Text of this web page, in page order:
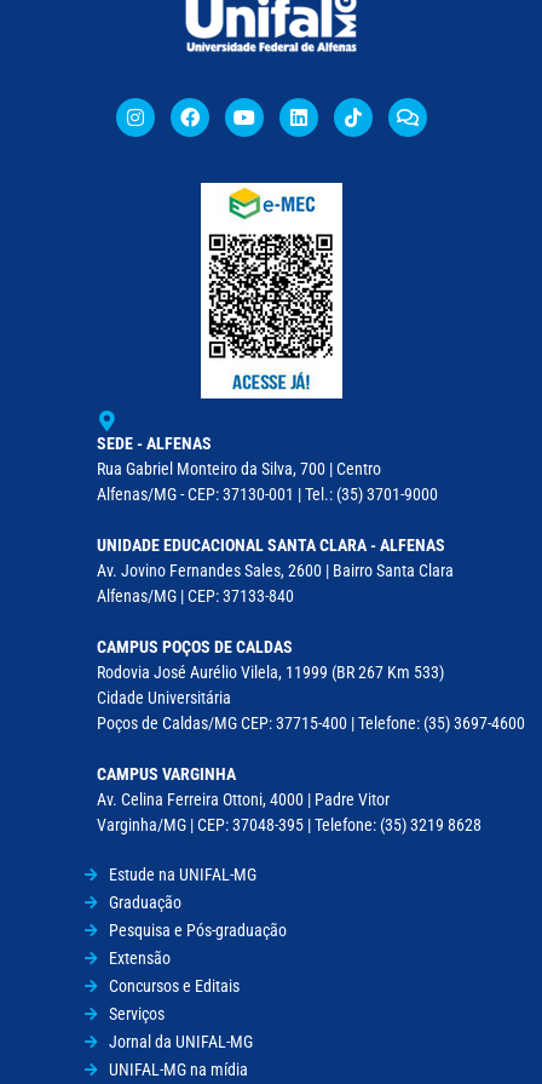
SEDE - ALFENAS
Rua Gabriel Monteiro da Silva, 700 | Centro
Alfenas/MG - CEP: 37130-001 | Tel.: (35) 3701-9000
UNIDADE EDUCACIONAL SANTA CLARA - ALFENAS
Av. Jovino Fernandes Sales, 2600 | Bairro Santa Clara
Alfenas/MG | CEP: 37133-840
CAMPUS POÇOS DE CALDAS
Rodovia José Aurélio Vilela, 11999 (BR 267 Km 533)
Cidade Universitária
Poços de Caldas/MG CEP: 37715-400 | Telefone: (35) 3697-4600
CAMPUS VARGINHA
Av. Celina Ferreira Ottoni, 4000 | Padre Vitor
Varginha/MG | CEP: 37048-395 | Telefone: (35) 3219 8628
Estude na UNIFAL-MG
Graduação
Pesquisa e Pós-graduação
Extensão
Concursos e Editais
Serviços
Jornal da UNIFAL-MG
UNIFAL-MG na mídia